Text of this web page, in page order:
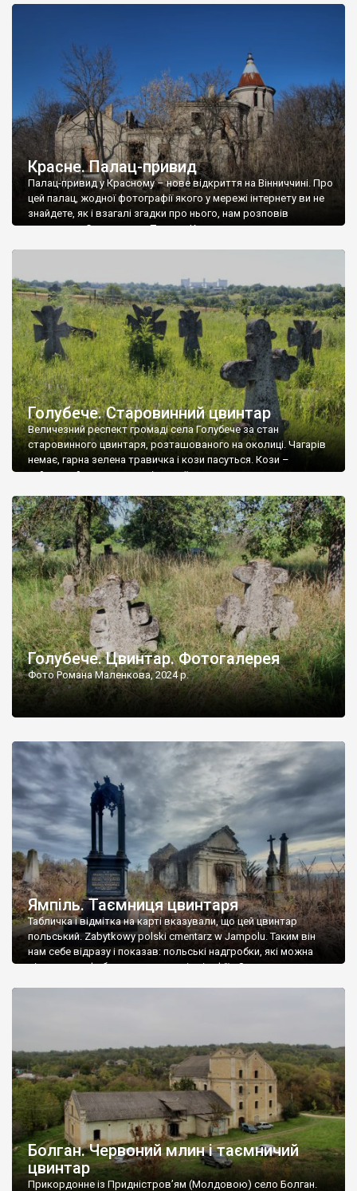
Красне. Палац-привид
Палац-привид у Красному – нове відкриття на Вінниччині. Про
цей палац, жодної фотографії якого у мережі інтернету ви не
знайдете, як і взагалі згадки про нього, нам розповів
мешканець Самгородка. Палац у Красному вразив не лише
Голубече. Старовинний цвинтар
Величезний респект громаді села Голубече за стан
старовинного цвинтаря, розташованого на околиці. Чагарів
немає, гарна зелена травичка і кози пасуться. Кози –
найкращий регулятор шкідливої, для старих кладовищ,
бруньками, кози ті бруньки обгризають, бо то улюблений
делікатес. На цвинтарі у Голубечому ціла колекція
різноманітних форм хрестів. Село відносно невелике, […]
Голубече. Цвинтар. Фотогалерея
Фото Романа Маленкова, 2024 р.
Ямпіль. Таємниця цвинтаря
Табличка і відмітка на карті вказували, що цей цвинтар
польський. Zabytkowy polski cmentarz w Jampolu. Таким він
нам себе відразу і показав: польські надгробки, які можна
віднести до фабричних, польські епітафії… Загалом цвинтар
Болган. Червоний млин і таємничий
цвинтар
Прикордонне із Придністров’ям (Молдовою) село Болган.